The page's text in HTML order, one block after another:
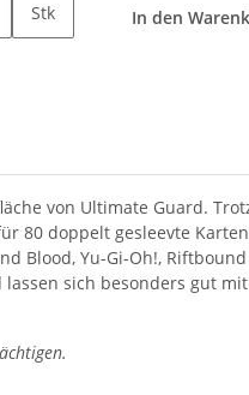
Stk In den
von Ultimate Guard.
80 doppelt gesleevte
Blood, Yu-Gi-Oh!,
sich besonders gut